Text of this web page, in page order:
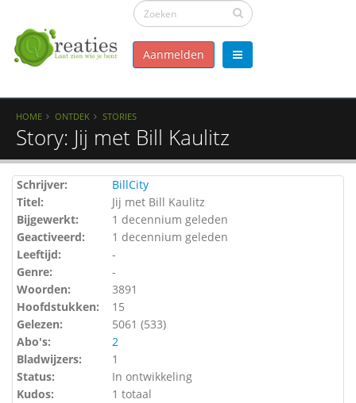
Aanmelden
HOME ONTDEK STORIES
Story: Jij met Bill Kaulitz
Schrijver:
BillCity
Titel:
Jij met Bill Kaulitz
Bijgewerkt:
1 decennium geleden
Geactiveerd:
1 decennium geleden
Leeftijd:
-
Genre:
-
Woorden:
3891
Hoofdstukken:
15
Gelezen:
5061 (533)
Abo's:
2
Bladwijzers:
1
Status:
In ontwikkeling
Kudos:
1 totaal